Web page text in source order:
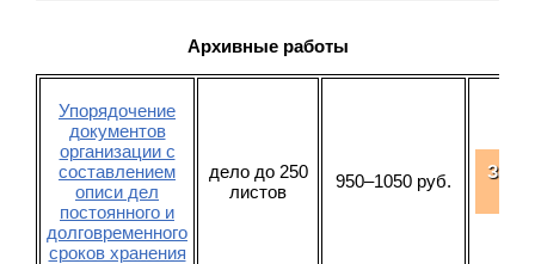
Архивные работы
Упорядочение
документов
организации с
составлением
описи дел
постоянного и
долговременного
сроков хранения
дело до 250
листов
950–1050 руб.